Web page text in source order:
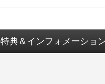
特典＆インフォメーショ